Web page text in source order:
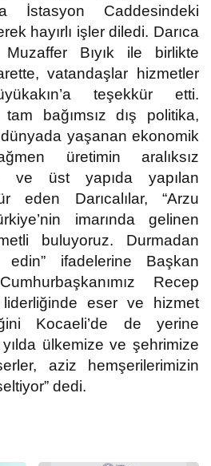
İstasyon Caddesindeki
hayırlı işler diledi. Darıca
Bıyık ile birlikte
vatandaşlar hizmetler
teşekkür etti.
bağımsız dış politika,
yaşanan ekonomik
üretimin aralıksız
ve üst yapıda yapılan
eden Darıcalılar, “Arzu
imarında gelinen
buluyoruz. Durmadan
edin” ifadelerine Başkan
Recep
liderliğinde eser ve hizmet
Kocaeli’de de yerine
ülkemize ve şehrimize
aziz hemşerilerimizin
dedi.